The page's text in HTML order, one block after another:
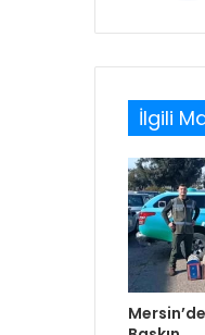
İlgili